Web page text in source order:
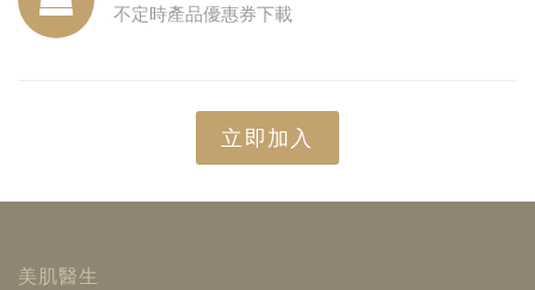
不定時產品優惠券下載
立即加入
美肌醫生